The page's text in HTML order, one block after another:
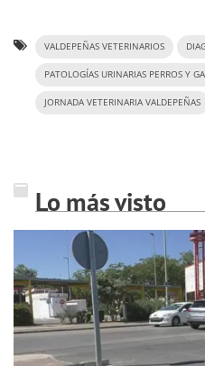
VALDEPEÑAS VETERINARIOS
PATOLOGÍAS URINARIAS PERROS Y
JORNADA VETERINARIA VALDEPEÑAS
Lo más visto